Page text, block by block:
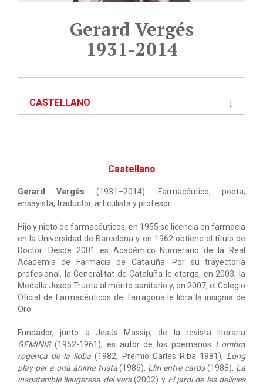
Gerard Vergés
1931-2014
CASTELLANO
Castellano
Gerard Vergés (1931–2014). Farmacéutico, poeta,
ensayista, traductor, articulista y profesor.
Hijo y nieto de farmacéuticos, en 1955 se licencia en farmacia
en la Universidad de Barcelona y en 1962 obtiene el título de
Doctor. Desde 2001 es Académico Numerario de la Real
Academia de Farmacia de Cataluña. Por su trayectoria
profesional, la Generalitat de Cataluña le otorga, en 2003, la
Medalla Josep Trueta al mérito sanitario y, en 2007, el Colegio
Oficial de Farmacéuticos de Tarragona le libra la insignia de
Oro.
Fundador, junto a Jesús Massip, de la revista literaria
GEMINIS(1952-1961), es autor de los poemarios L'ombra
rogenca de la lloba (1982, Premio Carles Riba 1981), Long
play per a una ànima trista(1986), Lliri entre cards(1988), La
insostenible lleugeresa del vers(2002) y El jardí de les delícies